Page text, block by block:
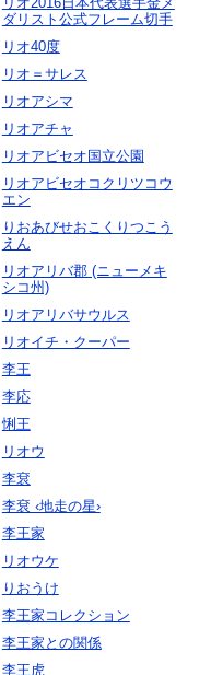
ダリスト公式フレーム切手
リオ40度
リオ＝サレス
リオアシマ
リオアチャ
リオアビセオ国立公園
リオアビセオコクリツコウ
エン
りおあびせおこくりつこう
えん
リオアリバ郡 (ニューメキ
シコ州)
リオアリバサウルス
リオイチ・クーパー
李王
李応
悧王
リオウ
李袞
李袞 ‹地走の星›
李王家
リオウケ
りおうけ
李王家コレクション
李王家との関係
李王虎